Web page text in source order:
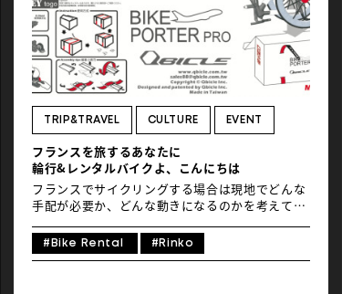
口約15万人の熱帯都市。赤道に近く年間を通して
温暖で、平均気温は25℃前後。世界遺産のグレー
トバリアリーフや世界最古の熱帯雨林への玄関口
として知られています。リゾートホテルやマリン
アクティビティが充実し、観光拠点としても人
気。都市機能と自然探訪が両立する街は、自転車
旅の拠点にも最適です。 大自然の中にあるケアン
ズ市は観光都市として賑わう一方、市街地を抜け
れば本格的なライド環境が広がります。北へはノ
ーザンビーチズ沿いの海岸線ルートが伸び、青い
珊瑚海を横目に快走可能。内陸へ足を延ばせば、
標高400m超のキュランダ高原へ続くヒルクライ
[…]
TRIP&TRAVEL CULTURE EVENT
フランスを旅するあなたに
輪行&レンタルバイクよ、こんにちは
フランスでサイクリングする場合は現地でどんな
手配が必要か、どんな動きになるのかを考えてみ
ルバイクを借りるかという選択肢がある。 目次
1. 愛車を持っていく際の国際線預託テク2. フラン
#Bike Rental #Rinko